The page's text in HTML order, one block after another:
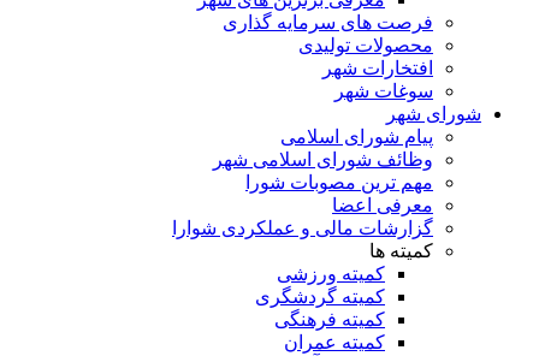
فرصت های سرمایه گذاری
محصولات تولیدی
افتخارات شهر
سوغات شهر
شورای شهر
پیام شورای اسلامی
وظائف شورای اسلامی شهر
مهم ترین مصوبات شورا
معرفی اعضا
گزارشات مالی و عملکردی شوارا
کمیته ها
کمیته ورزشی
کمیته گردشگری
کمیته فرهنگی
کمیته عمران